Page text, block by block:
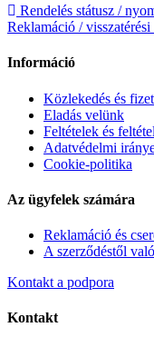
Rendelés státusz /
Reklamáció / visszatérési
Információ
Közlekedés és
Eladás velünk
Feltételek és
Adatvédelmi
Cookie-politika
Az ügyfelek számára
Reklamáció és
A szerződéstől
Kontakt a podpora
Kontakt